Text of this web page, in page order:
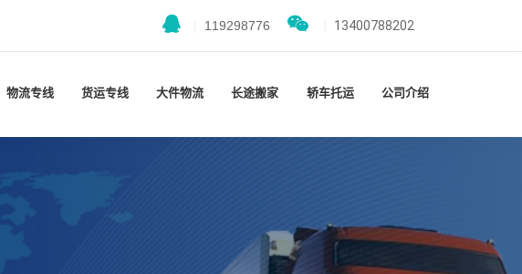
119298776 13400788202
物流专线 货运专线 大件物流 长途搬家 轿车托运 公司介绍